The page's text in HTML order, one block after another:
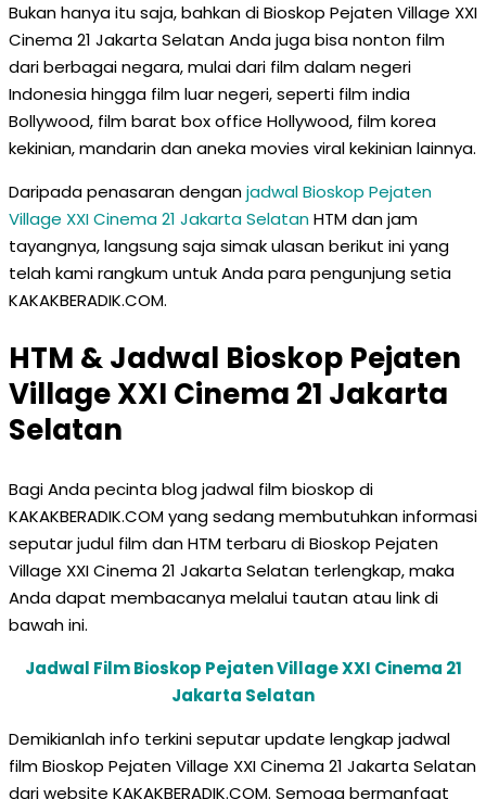
Bukan hanya itu saja, bahkan di Bioskop Pejaten Village XXI
Cinema 21 Jakarta Selatan Anda juga bisa nonton film
dari berbagai negara, mulai dari film dalam negeri
Indonesia hingga film luar negeri, seperti film india
Bollywood, film barat box office Hollywood, film korea
kekinian, mandarin dan aneka movies viral kekinian lainnya.
Daripada penasaran denganjadwal Bioskop Pejaten
Village XXI Cinema 21 Jakarta SelatanHTM dan jam
tayangnya, langsung saja simak ulasan berikut ini yang
telah kami rangkum untuk Anda para pengunjung setia
KAKAKBERADIK.COM.
HTM & Jadwal Bioskop Pejaten
Village XXI Cinema 21 Jakarta
Selatan
Bagi Anda pecinta blog jadwal film bioskop di
KAKAKBERADIK.COM yang sedang membutuhkan informasi
seputar judul film dan HTM terbaru di Bioskop Pejaten
Village XXI Cinema 21 Jakarta Selatan terlengkap, maka
Anda dapat membacanya melalui tautan atau link di
bawah ini.
Jadwal Film Bioskop Pejaten Village XXI Cinema 21
Jakarta Selatan
Demikianlah info terkini seputar update lengkap jadwal
film Bioskop Pejaten Village XXI Cinema 21 Jakarta Selatan
dari website KAKAKBERADIK.COM. Semoga bermanfaat